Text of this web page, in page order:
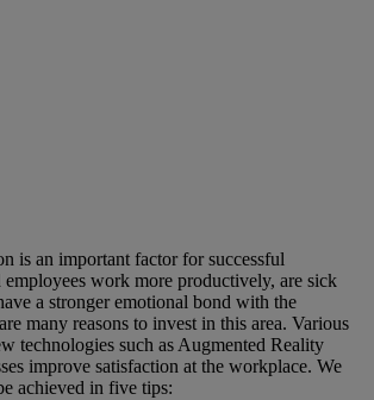
is an important factor for successful
employees work more productively, are sick
a stronger emotional bond with the
many reasons to invest in this area. Various
technologies such as Augmented Reality
improve satisfaction at the workplace. We
achieved in five tips: